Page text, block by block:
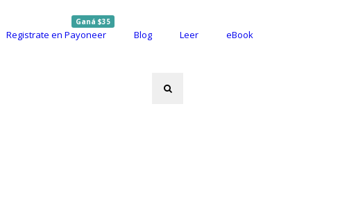
Registrate en Payoneer
Ganá $35
Blog Leer eBook